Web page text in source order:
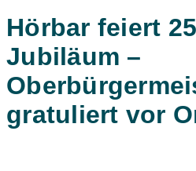
Hörbar feiert
Jubiläum –
gratuliert vor